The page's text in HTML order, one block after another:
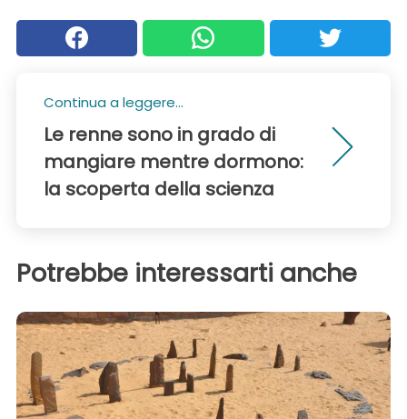
Continua a leggere...
Le renne sono in grado di
mangiare mentre dormono:
la scoperta della scienza
Potrebbe interessarti anche